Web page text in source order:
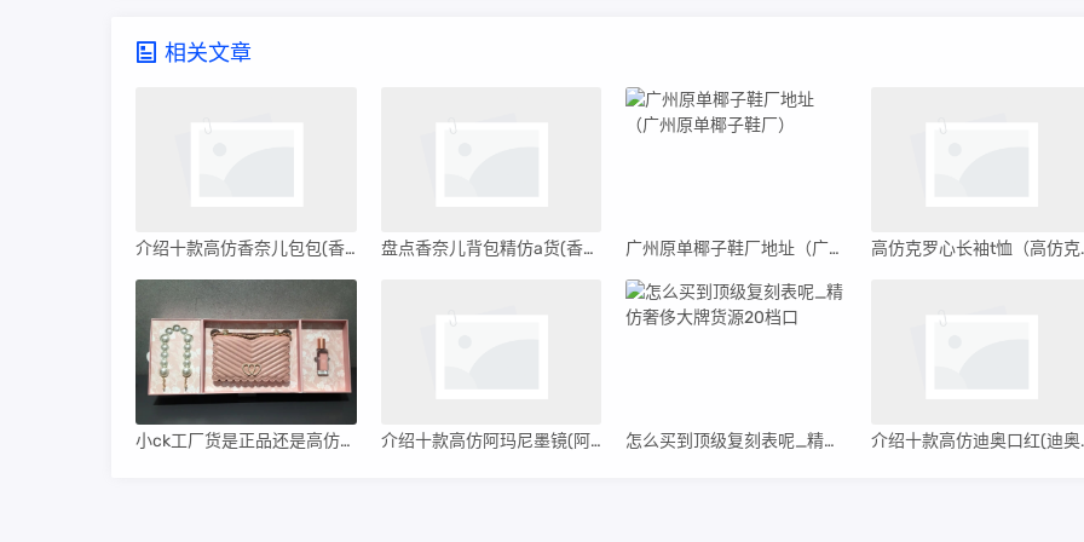
相关文章
介绍十款高仿香奈儿包包(香奈儿包包官网) 盘点香奈儿背包精仿a货(香奈儿背包精仿a货是真的吗) 广州原单椰子鞋厂地址（广州原单椰子鞋厂） 高仿克罗
小ck工厂货是正品还是高仿（小ck工厂原单联系方式） 介绍十款高仿阿玛尼墨镜(阿玛尼墨镜怎么样) 怎么买到顶级复刻表呢_精仿奢侈大牌货源20档口 介绍十款高仿